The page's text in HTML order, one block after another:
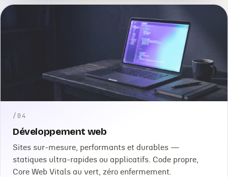
/ 04
Développement web
Sites sur-mesure, performants et durables —
statiques ultra-rapides ou applicatifs. Code propre,
Core Web Vitals au vert, zéro enfermement.